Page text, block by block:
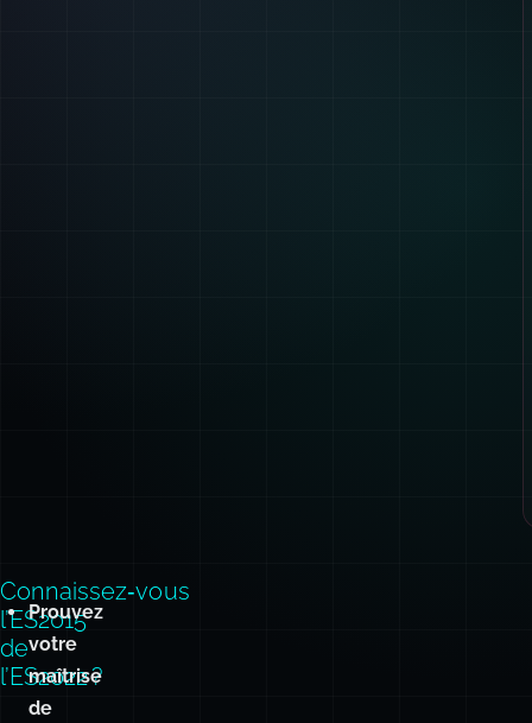
Connaissez‑vous
l’ES2015
de
l’ES2022 ?
Prouvez
votre
maîtrise
de